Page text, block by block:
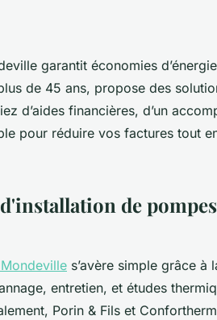
garantit économies
de 45 ans, propose des
d’aides financières, d’un
pour réduire vos factures tout
de
s’avère simple grâce à
entretien, et études
Porin & Fils et